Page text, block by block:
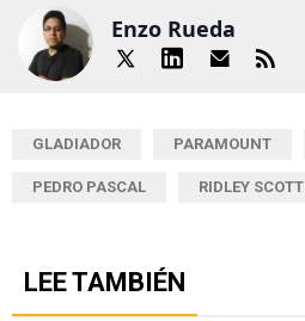
Enzo Rueda
GLADIADOR PARAMOUNT
PEDRO PASCAL RIDLEY SCOTT
LEE TAMBIÉN